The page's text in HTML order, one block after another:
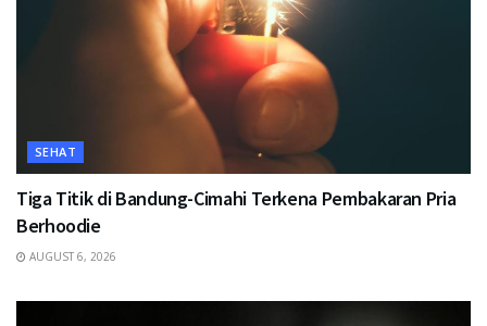
SEHAT
Tiga Titik di Bandung-Cimahi Terkena Pembakaran Pria
Berhoodie
AUGUST 6, 2026